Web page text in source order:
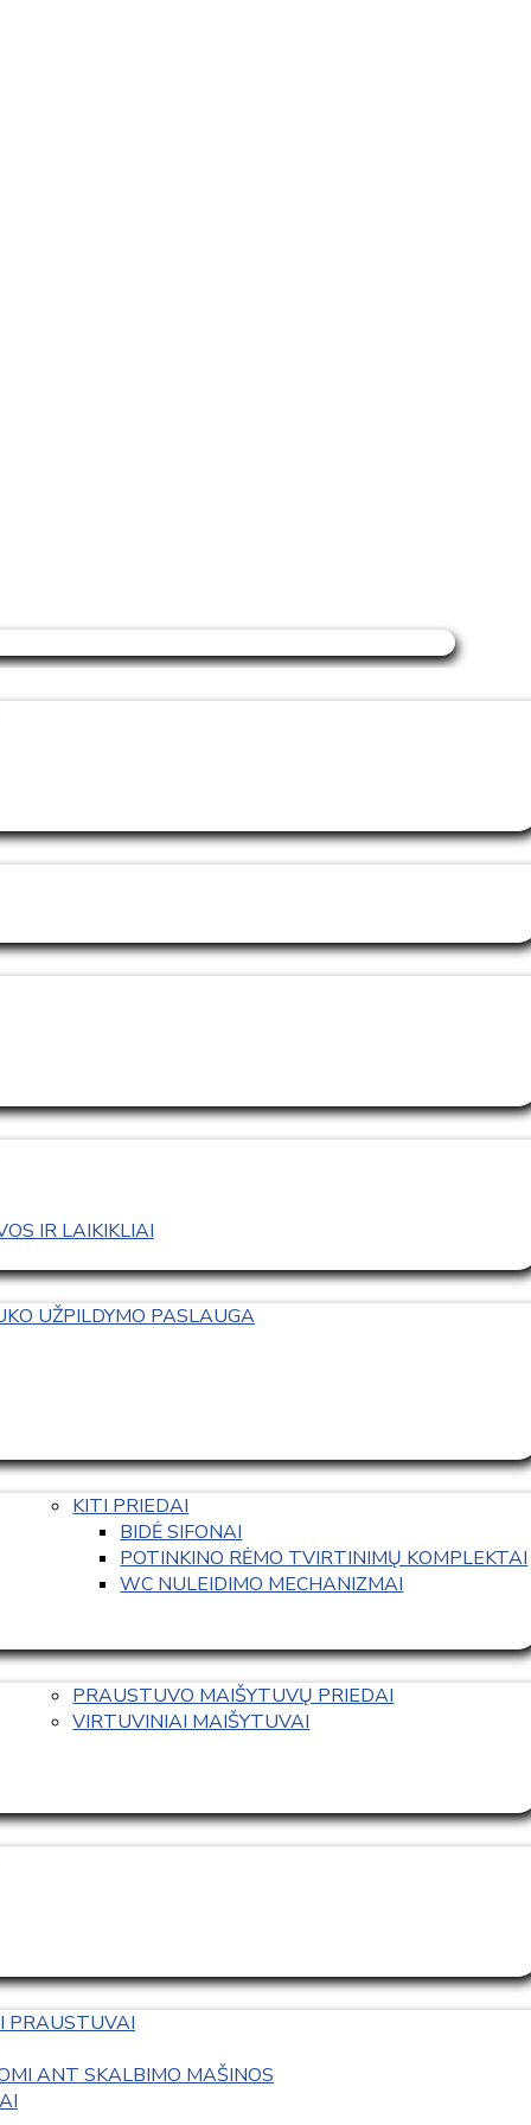
IR LAIKIKLIAI
UŽPILDYMO PASLAUGA
KITI PRIEDAI
BIDĖ SIFONAI
POTINKINO RĖMO TVIRTINIMŲ KOMPLEKTAI
WC NULEIDIMO MECHANIZMAI
PRAUSTUVO MAIŠYTUVŲ PRIEDAI
VIRTUVINIAI MAIŠYTUVAI
PRAUSTUVAI
ANT SKALBIMO MAŠINOS